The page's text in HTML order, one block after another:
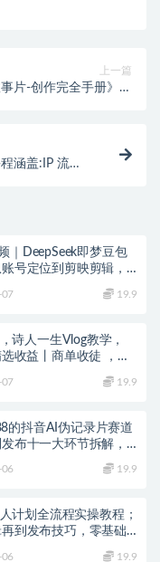
上一篇
片-创作完全手册》摄
涵盖:IP 流量
｜DeepSeek即梦豆包
号定位到剪映剪辑，
19.9
诗人一生Vlog教学，
收益丨商单收徒 ，新
19.9
的抖音AI伪记录片赛道
布十一大环节拆解，
19.9
计划全流程实操教程；
到发布技巧，零基础
19.9